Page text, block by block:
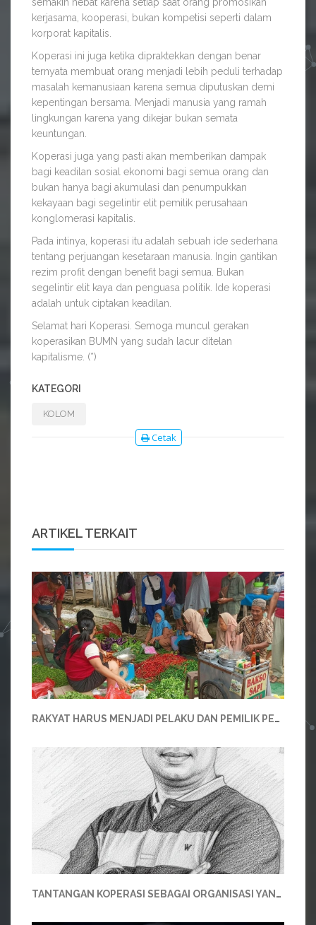
kerjasama, kooperasi, bukan kompetisi seperti dalam
korporat kapitalis.
Koperasi ini juga ketika dipraktekkan dengan benar
ternyata membuat orang menjadi lebih peduli terhadap
masalah kemanusiaan karena semua diputuskan demi
kepentingan bersama. Menjadi manusia yang ramah
lingkungan karena yang dikejar bukan semata
keuntungan.
Koperasi juga yang pasti akan memberikan dampak
bagi keadilan sosial ekonomi bagi semua orang dan
bukan hanya bagi akumulasi dan penumpukkan
kekayaan bagi segelintir elit pemilik perusahaan
konglomerasi kapitalis.
Pada intinya, koperasi itu adalah sebuah ide sederhana
tentang perjuangan kesetaraan manusia. Ingin gantikan
rezim profit dengan benefit bagi semua. Bukan
segelintir elit kaya dan penguasa politik. Ide koperasi
adalah untuk ciptakan keadilan.
Selamat hari Koperasi. Semoga muncul gerakan
koperasikan BUMN yang sudah lacur ditelan
kapitalisme. (*)
KATEGORI
KOLOM
Cetak
ARTIKEL TERKAIT
RAKYAT HARUS MENJADI PELAKU DAN PEMILIK PEREKONOMIAN BANGSA
TANTANGAN KOPERASI SEBAGAI ORGANISASI YANG MENGATUR DIRINYA SENDIRI (SRO)